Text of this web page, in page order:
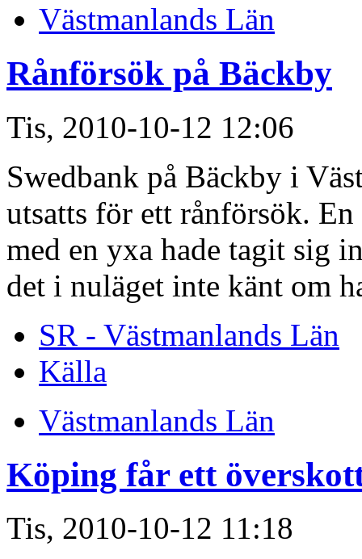
Västmanlands Län
Rånförsök på Bäckby
Tis, 2010-10-12 12:06
Swedbank på Bäckby i
utsatts för ett rånförsök.
med en yxa hade tagit sig
det i nuläget inte känt om
SR - Västmanlands Län
Källa
Västmanlands Län
Köping får ett
Tis, 2010-10-12 11:18